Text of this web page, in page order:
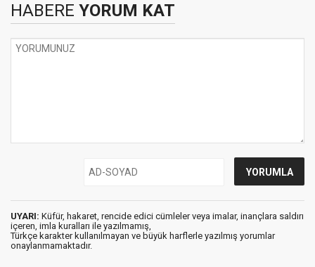
HABERE YORUM KAT
UYARI: Küfür, hakaret, rencide edici cümleler veya imalar, inançlara saldırı
içeren, imla kuralları ile yazılmamış,
Türkçe karakter kullanılmayan ve büyük harflerle yazılmış yorumlar
onaylanmamaktadır.